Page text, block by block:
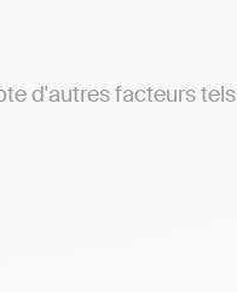
d'autres facteurs